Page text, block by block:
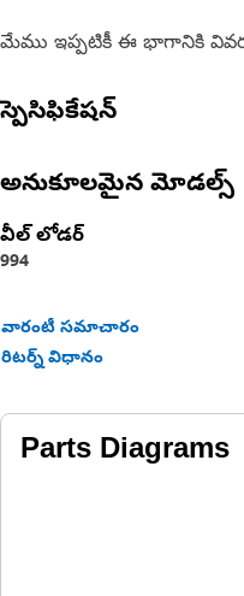
మేము ఇప్పటికీ ఈ భాగానికి
స్పెసిఫికేషన్
అనుకూలమైన మోడల్స్
వీల్ లోడర్
994
వారంటీ సమాచారం
రిటర్న్ విధానం
Parts Diagrams